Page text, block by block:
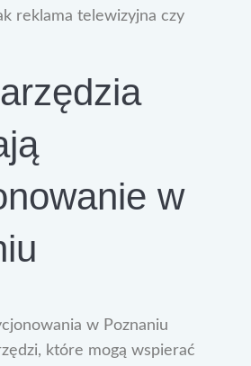
reklama telewizyjna czy
w
w Poznaniu
które mogą wspierać